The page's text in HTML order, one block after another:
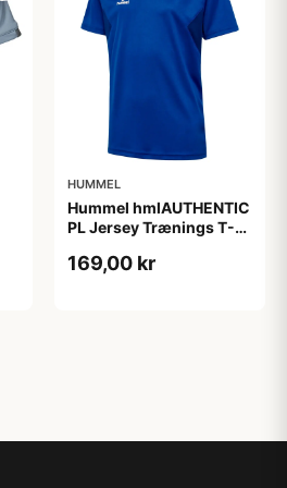
HUMMEL
Hummel hmlAUTHENTIC
PL Jersey Trænings T-
169,00 kr